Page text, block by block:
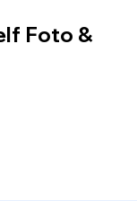
Foto &